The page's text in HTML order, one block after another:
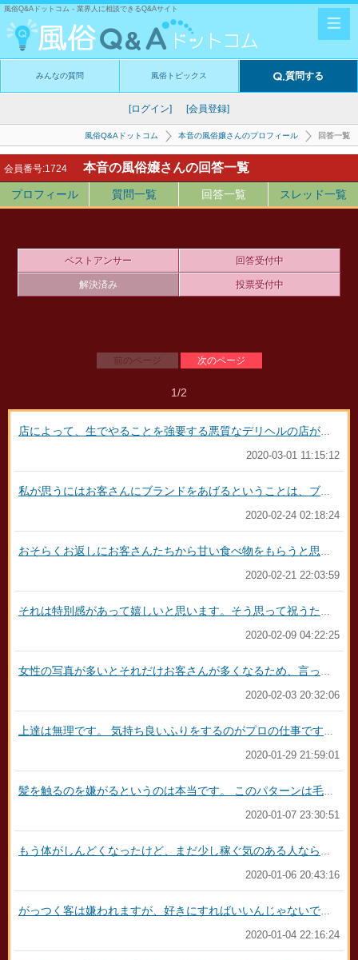
風俗Q&Aドットコム - 業界人に相談できるQ&Aサイト
みんなの質問 風俗トピックス 質問する
[ログイン] [会員登録]
風俗Q&Aドットコム 本音の風俗嬢さんのプロフィール 回答一覧
会員番号:1724 本音の風俗嬢さんの回答一覧
プロフィール 質問一覧 回答一覧 スレッド一覧
ベストアンサー 回答受付中
解決済み 投票受付中
前のページ 次のページ
1/2
店によって、生でやることを強要する悪質なデリヘルの店があります。 誰か通報しようにも、女性が勝手にやったことにすれば店長は捕まらないと思ってるのかもしれません。 その女性は都合よく店の言いなりになってしまったのかも。もちろん営業の可能性もありますが… 利用されていると気づいてくれることを願うしかありません。 もちろん指名していいと思います。そのために頑張ったと思うので。 初めて会った知らない人に本音で入れたいと思う女性はいませんからリピートすらされないと尚かわいそうですね 相手は客ですから、客に入れることを拒否されて傷つく女性はいません。仕事が楽になるのはありがたいです。 客が喜ぶと思っているだけでしょうからこのサービスはいらないんだな、と納得して、次回から好みのプレイをするにすぎません
2020-03-01 11:15:12
私が思うにはお客さんにブランドをあげるということは、ブランドに価値を感じる人なんだと思います。 あと変なもの買わないでちゃんとおしゃれなブランドを返してほしいアピールもあると思いました。 だからブランドで返すと喜ぶんじゃないでしょうか？ブランドをもらったからと言ってブランドを返すのは予算もあると思いますが…下手に考えて買われるより、そのその女性のお気に入りのブランドから選ぶと無難です。料金はピンキリですし。 正直もらったならお客さんである以上最低見積もって３倍以上は最低料金をかけた方がいいとは思いますが…同じ料金で返されると女性の立場からは正直に言えば悲しいでしょうね。もし数千円のものなら１０倍は出すしてほしいと思います。ブランドもらって一万円以下のお返しはせこいと思いますし…とはいえ好きでもらったわけではないですから気持ちだと思いますが。 その女性の好きなブランドを聞いておくといかがでしょうか？ 女性店員さんなんかに聞きながら買うといいかもしれませんね。とはいえ身に着けるものは好みがありますので難しいと思いますし、その女性のお気に入りのものが分からない場合は、ブランドだけわかればハイブランドのポーチとかなら助かると思います。 シャネルの化粧下地クリームとかリップケアの無色のもの、ハンドクリーム、ボディクリーム、ジェルコートあたりのセットをラッピングしてもらうと、無難かな。 色は好みがありそうですしね。
2020-02-24 02:18:24
おそらくお返しにお客さんたちから甘い食べ物をもらうと思います。 私は普段でもお客さんからしょっちゅうチョコをもらってます。食べ物は要らないと思います。 もちろんプレイ中に時間をとって外出してコース料理や、高級ホテルでルームサービスを注文するなど（飲むのが本当に好きな人なら一緒にシャンパンなど）は喜ばれると思います。 もらっても困るのはダサいものです。これは食べ物以上にがっかりします。男性が考える女性のためのプレゼントは外しますので、本人が欲しいものをあげることが大事です。 でも普通は遠慮して正直に言わないと思いますので、女性にあげたら喜ぶプレゼントをググってみてください。 女性用に出てくるギフトセットなどは選ぶと女性が喜ぶものが出てきます。 きれいでかわいいパッケージに入っているのでおしゃれです。 他、ジョンマスターオーガニックの商品とか、ロクシタンのシアハンドクリーム、シャネルのｃｃや下地クリームなどの素敵な消耗品あたりが女性ならほぼ無難でしょうか。愛用の香水を聞いてプレゼントしたりするのもいいと思います。 自分がもってきてやったアピールで消耗品ではない飾りものを押し付ける人もいますが置き場に困ります。 身に着けるものや、飾り物はこだわりがあるのでプライベートの趣味が分からないと希望を聞かない限り難しいと思います
2020-02-21 22:03:59
それは特別感があって嬉しいと思います。そう思って祝うために来てくれただけで、とても感謝すると思いますよ。 正直に言えば時間枠をとって、予約してコース料理のレストランに連れていてくれたら嬉しいです。 更に欲張るなら貸し切りでデートがいいかな。 最後の特別感が増しますしね。 でも限られた時間の中だけだとしたら、プレゼント+飲み物と、並んでる人気店の食べ物でしょうか。食べ物は嫌がる子もいるので人によりますが… その嬢の好みがわからないので、その場合本人に好みをさりげなく聞いておいた方がいいと思います 話だけであっても気持ちが伝わって嬉しいと思うけど
2020-02-09 04:22:25
女性の写真が多いとそれだけお客さんが多くなるため、言っても中々写真を削除しようとしない店が多々あります。 過去に私は辞めても写真を消してくれずに使い続けられて、内容証明も送ったケースがありました。 しっかりした店以外は辞めてても写真を簡単に消してくれません。 長期休暇なら店が聞けば教えてくれると思います。数週間-一か月程度なら体を壊した、旅行などがあるでしょう。 そうでないケースは、女性にＮＧな事や嫌がる事、無理に何か言うことを聞かせようとした事などが原因でブラックリストに入れられた可能性があります。 思い当たる場合はもう二度と解除にはならないと思うので諦めるしかないです。
2020-02-03 20:32:06
上達は無理です。 気持ち良いふりをするのがプロの仕事ですから、本気で気持ちいいことをしてほしいとは誰も思ってません。 好みでもなく彼氏でもない好きじゃない人にイカされるのは、うれしいことではありませんし女性は逆に不快感すら感じます。 だから本気で女性を気持ちよくするには、女性が相手を愛する心が必要なんです 体だけでは女性は心から気持ちいいと感じることはありません。どこかで拒絶してますし、労働時間ですから。 プロが考えることは、ここら辺で男性がイケば何分にくらいに終了するだろうということで焦ったりもしてます。 女性は計算して迫真の演技をしています。 時間制限のある環境でタイプでもない人とのＳＥＸに没頭できるような人はいません。イクときはまれに体調によってないとも限らないけど私は年に三桁とやってて１-2回くらいですね。でも終わった後だるくなりますね。イカそうとしてくる相手の顔を見てしまい、いつもうんざり気持ち悪く思います。相手を選んでやってるわけじゃないから。女性に選ばれなかった男性が来るところですしね。 そんな環境で働く女性を相手にしても上手くなることはないです。テクニックをみがきたいなら現実の彼女を作って長く付き合って、ＳＥＸであれこれ本音をぶつけあってください。風俗で遊ぶのはお金のある既婚者の遊びであるとおもいます。テクを磨く場所ではないです。 本音を言わない相手とＳＥＸしてもＮＧルールを理解していくだけでしょう。
2020-01-29 21:59:01
髪を触るのを嫌がるというのは本当です。 このパターンは毛質を褒めてほしかったんだと思いますので、髪を誉めえもらえてとても嬉しかったし話のネタにしただけだと思います。 トリートメントもしてもらって変わった髪質を自慢したのでしょう。触ってと言われたので普通に確認のために触ってみてほしかっただけです。色恋営業には全く関係ありません。 嫌われる頭の触り方は主に、ローションや性器を触った手で頭を押さえる、髪をなでる行為だったり、やっぱり頭を上から目線で子供にするようになでることに怒る女性は多いです。 それに何も言わずに赤の他人に髪をもてあそばれるとぞっとします。 髪は一日働くためにセットしているので、乱れても洗って直すことが出来ない場所です。電車にそのあと乗ったり公共の場所にもいかなきゃいけないし、あとのお客さんもいますしね。汚れやにおいや乱れをつけられたら迷惑です。 私は出勤前にシャワー派なので、帰ってきておっさんの汚れと匂いが髪についてたらとても気持ち悪くなります。 そうなるとへとへとになってるのにまたシャワー、起きてシャワー。接客するたびシャワーで大変です 新しいヘアスタイルを自慢するときに、嬢から求められて触るのは全く問題ないと思います。 そういうパターン以外は勝手に触ると絶対に本心はものすごく嫌がられます
2020-01-07 23:30:51
もう体がしんどくなったけど、まだ少し稼ぐ気のある人ならメールアドレスは教えてくれるかも この業界は言わないけど、半数以上は恋人がいたり結婚か、結婚適齢期の人たちなので 卒業ということは、結婚、彼氏と同居もあるかもしれません 借金を返済して、元通り生活をしたい人に、卒業後まで詮索するような真似は厳禁です 特にＬＩＮＥなんて、時間外のサービス残業です 誰も客なんかとチャットしたくありません プライベートで家族や友達、恋人と過ごす時間に平然とメッセージを送ってくる客なんかに構いたくありません いいお客さんで、まだ料金をもらいながら会いたい場合向こうから言ってきますので聞いてはいけません 料金の違う店に移る可能性だってありますし、後々面倒になるので普通は関わりたくありません
2020-01-06 20:43:16
がっつく客は嫌われますが、好きにすればいいんじゃないでしょうか？ 私はロングタイムで来てほしいです。 休憩を含めたら常識的に120分なら3回が限度だと思います。 何も触らなくても出ちゃうような人は仕方ないけど 5-6回は猿としか思えないし迷惑なので来ないでほしい。 大抵はたくさん出そうと思って初めてきても、そんな何度も出ないのが現実です。 1時間でがむしゃらにがっつくなんてセコすぎるとおもうので最初からロングで入ればいいと思う。 ショートに慣れている子は短い方が好きという子もいますが もし童貞なら下手だと思うので、ロングで指入れを激しくしようとか、クリを指先で強くひっかくとか、頭抑えて腰動かしてフェラさせるなんてしないように気を付けてください そういう客がロングなら地獄です
2020-01-04 22:16:24